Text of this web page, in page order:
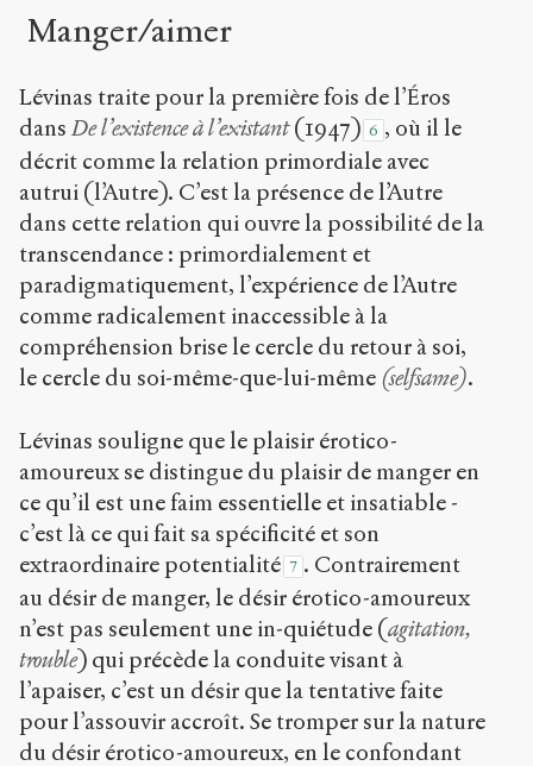
Manger/aimer
Lévinas traite pour la première fois de l’Éros
dans De l’existence à l’existant(1947) 6 , où il le
décrit comme la relation primordiale avec
autrui (l’Autre). C’est la présence de l’Autre
dans cette relation qui ouvre la possibilité de la
transcendance : primordialement et
paradigmatiquement, l’expérience de l’Autre
comme radicalement inaccessible à la
compréhension brise le cercle du retour à soi,
le cercle du soi-même-que-lui-même (selfsame).
Lévinas souligne que le plaisir érotico-
amoureux se distingue du plaisir de manger en
ce qu’il est une faim essentielle et insatiable -
c’est là ce qui fait sa spécificité et son
extraordinaire potentialité 7 . Contrairement
au désir de manger, le désir érotico-amoureux
n’est pas seulement une in-quiétude (agitation,
trouble) qui précède la conduite visant à
l’apaiser, c’est un désir que la tentative faite
pour l’assouvir accroît. Se tromper sur la nature
du désir érotico-amoureux, en le confondant